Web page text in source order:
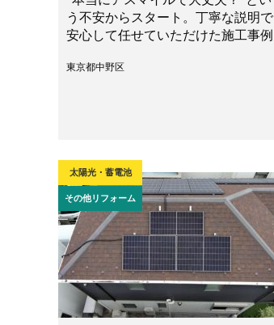
う不安からスタート。丁寧な説明で
安心して任せていただけた施工事例
東京都中野区
太陽光・蓄電池
その他リフォーム